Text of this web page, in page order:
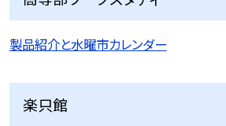
製品紹介と水曜市カレンダー
楽只館